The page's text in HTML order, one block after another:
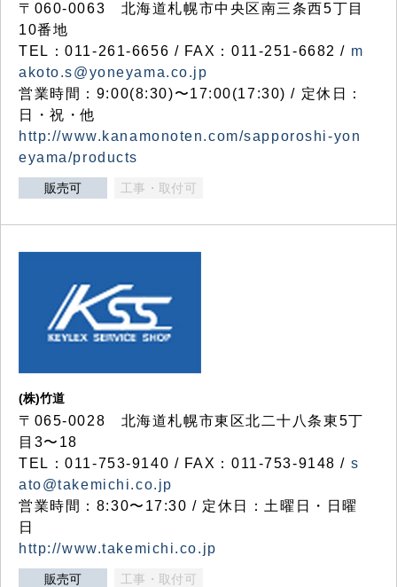
〒060-0063 北海道札幌市中央区南三条西5丁目
10番地
TEL：011-261-6656 / FAX：011-251-6682 / m
akoto.s@yoneyama.co.jp
営業時間：9:00(8:30)〜17:00(17:30) / 定休日：
日・祝・他
http://www.kanamonoten.com/sapporoshi-yon
eyama/products
販売可 工事・取付可
(株)竹道
〒065-0028 北海道札幌市東区北二十八条東5丁
目3〜18
TEL：011-753-9140 / FAX：011-753-9148 / s
ato@takemichi.co.jp
営業時間：8:30〜17:30 / 定休日：土曜日・日曜
日
http://www.takemichi.co.jp
販売可 工事・取付可